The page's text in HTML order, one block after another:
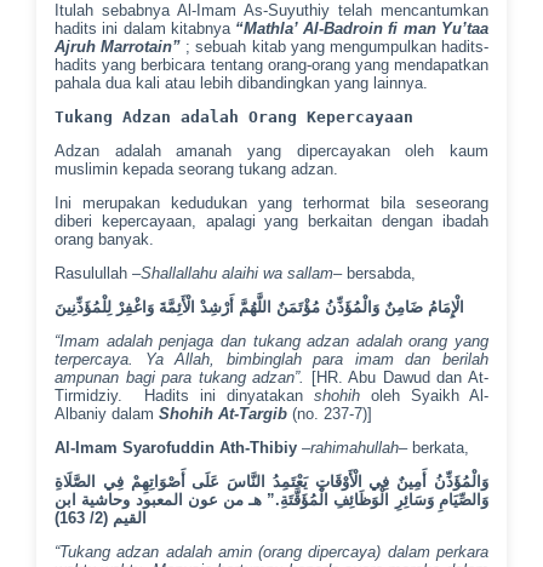
Itulah sebabnya Al-Imam As-Suyuthiy telah mencantumkan
hadits ini dalam kitabnya “Mathla’ Al-Badroin fi man Yu’taa
Ajruh Marrotain” ; sebuah kitab yang mengumpulkan hadits-
hadits yang berbicara tentang orang-orang yang mendapatkan
pahala dua kali atau lebih dibandingkan yang lainnya.
Tukang Adzan adalah Orang Kepercayaan
Adzan adalah amanah yang dipercayakan oleh kaum
muslimin kepada seorang tukang adzan.
Ini merupakan kedudukan yang terhormat bila seseorang
diberi kepercayaan, apalagi yang berkaitan dengan ibadah
orang banyak.
Rasulullah –Shallallahu alaihi wa sallam– bersabda,
الْإِمَامُ ضَامِنٌ وَالْمُؤَذِّنُ مُؤْتَمَنٌ اللَّهُمَّ أَرْشِدْ الْأَئِمَّةَ وَاغْفِرْ لِلْمُؤَذِّنِينَ
“Imam adalah penjaga dan tukang adzan adalah orang yang
terpercaya. Ya Allah, bimbinglah para imam dan berilah
ampunan bagi para tukang adzan”.
[HR. Abu Dawud dan At-
Tirmidziy. Hadits ini dinyatakan shohiholeh Syaikh Al-
Albaniy dalamShohih At-Targib (no. 237-7)]
Al-Imam Syarofuddin Ath-Thibiy –rahimahullah– berkata,
وَالْمُؤَذِّنُ أَمِينٌ فِي الْأَوْقَاتِ يَعْتَمِدُ النَّاسَ عَلَى أَصْوَاتِهِمْ فِي الصَّلَاةِ
وَالصِّيَامِ وَسَائِرِ الْوَظَائِفِ الْمُؤَقَّتَةِ.” هـ من عون المعبود وحاشية ابن
القيم (2/
163
)
“Tukang adzan adalah amin (orang dipercaya) dalam perkara